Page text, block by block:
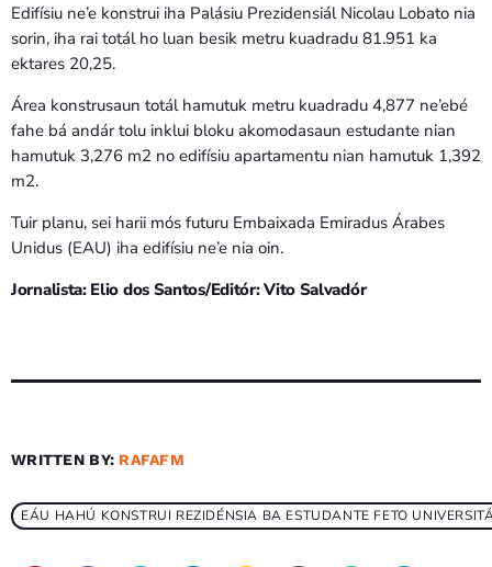
Edifísiu ne’e konstrui iha Palásiu Prezidensiál Nicolau Lobato nia
sorin, iha rai totál ho luan besik metru kuadradu 81.951 ka
ektares 20,25.
Área konstrusaun totál hamutuk metru kuadradu 4,877 ne’ebé
fahe bá andár tolu inklui bloku akomodasaun estudante nian
hamutuk 3,276 m2 no edifísiu apartamentu nian hamutuk 1,392
m2.
Tuir planu, sei harii mós futuru Embaixada Emiradus Árabes
Unidus (EAU) iha edifísiu ne’e nia oin.
Jornalista: Elio dos Santos/Editór: Vito Salvadór
WRITTEN BY: RAFAFM
EÁU HAHÚ KONSTRUI REZIDÉNSIA BA ESTUDANTE FETO